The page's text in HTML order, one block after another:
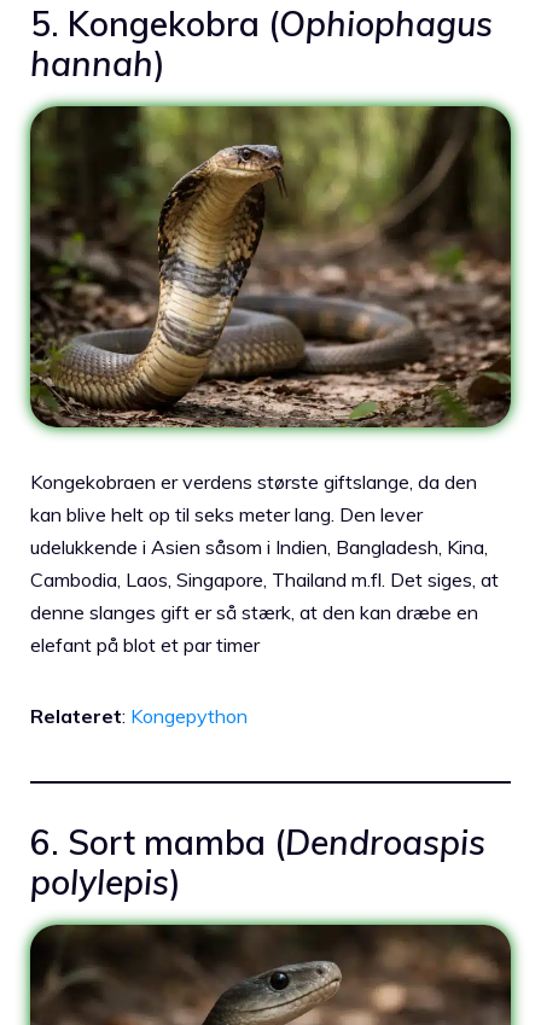
5. Kongekobra (Ophiophagus
hannah)
Kongekobraen er verdens største giftslange, da den
kan blive helt op til seks meter lang. Den lever
udelukkende i Asien såsom i Indien, Bangladesh, Kina,
Cambodia, Laos, Singapore, Thailand m.fl. Det siges, at
denne slanges gift er så stærk, at den kan dræbe en
elefant på blot et par timer
Relateret: Kongepython
6. Sort mamba (Dendroaspis
polylepis)